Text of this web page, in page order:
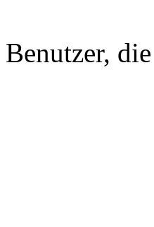
Benutzer,